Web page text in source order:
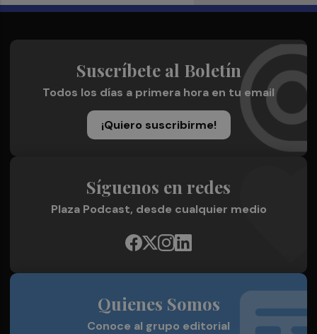
Suscríbete al Boletín
Todos los días a primera hora en tu email
¡Quiero suscribirme!
Síguenos en redes
Plaza Podcast, desde cualquier medio
Quienes Somos
Conoce al grupo editorial